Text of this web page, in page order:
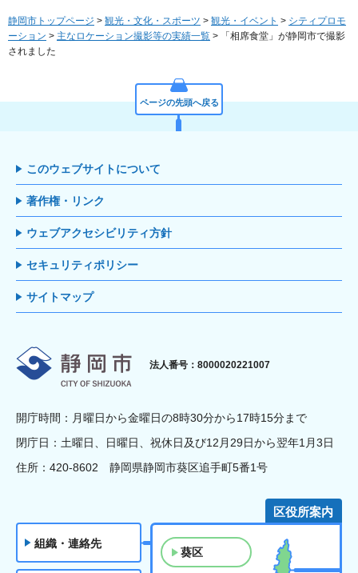
静岡市トップページ > 観光・文化・スポーツ > 観光・イベント > シティプロモ
ーション > 主なロケーション撮影等の実績一覧 > 「相席食堂」が静岡市で撮影
されました
ページの先頭へ戻る
このウェブサイトについて
著作権・リンク
ウェブアクセシビリティ方針
セキュリティポリシー
サイトマップ
静岡市
法人番号：8000020221007
開庁時間：月曜日から金曜日の8時30分から17時15分まで
閉庁日：土曜日、日曜日、祝休日及び12月29日から翌年1月3日
住所：420-8602 静岡県静岡市葵区追手町5番1号
組織・連絡先
区役所案内
葵区